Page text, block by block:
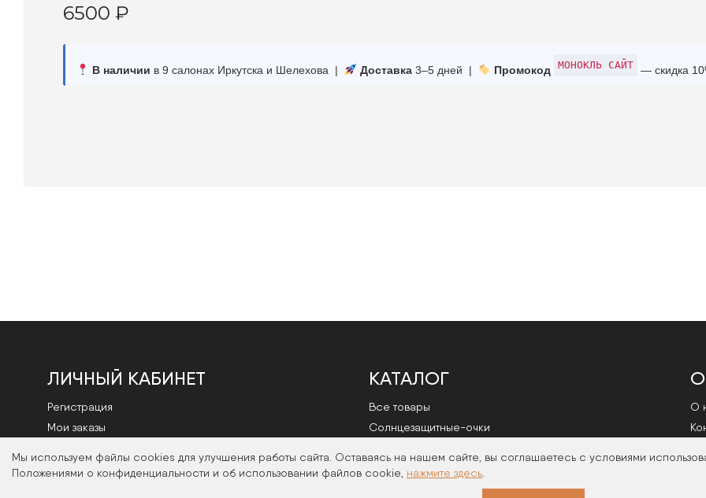
Мы используем файлы cookies для улучшения работы сайта. Оставаясь на нашем сайте, вы соглашаетесь с условиями
Положениями о конфиденциальности и об использовании файлов cookie, нажмите здесь
6500 ₽
В наличии в 9 салонах Иркутска и Шелехова | Доставка3–5 дней | Промокод МОНОКЛЬ САЙТ — скидка
ЛИЧНЫЙ КАБИНЕТ
Регистрация
Мои заказы
КАТАЛОГ
Все товары
Cолнцезащитные-очки
О